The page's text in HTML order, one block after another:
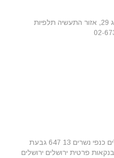
סניף ירושלים כתובת: רח' פייר קניג 29, אזור התעשיה תלפיות
ישוב כתובת סניף שם הסניף ירושלים כנפי נשרים 13 647 גבעת
שאול ירושלים המלך דוד 19 780 בנקאות פרטית ירושלים ירושלים